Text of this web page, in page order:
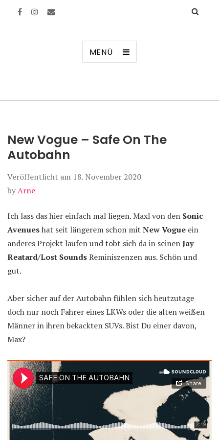
MENÜ
New Vogue – Safe On The
Autobahn
Veröffentlicht am 18. November 2020
byArne
Ich lass das hier einfach mal liegen. Maxl von den Sonic
Avenueshat seit längerem schon mit New Vogue ein
anderes Projekt laufen und tobt sich da in seinenJay
Reatard/Lost SoundsReminiszenzen aus. Schön und
gut.
Aber sicher auf der Autobahn fühlen sich heutzutage
doch nur noch Fahrer eines LKWs oder die alten weißen
Männer in ihren bekackten SUVs. Bist Du einer davon,
Max?